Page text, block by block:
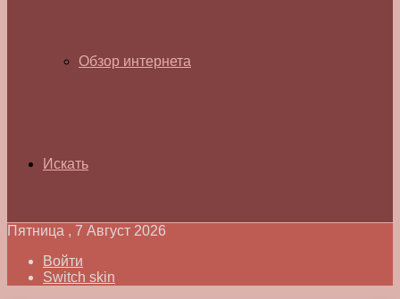
Обзор интернета
Искать
Пятница , 7 Август 2026
Войти
Switch skin